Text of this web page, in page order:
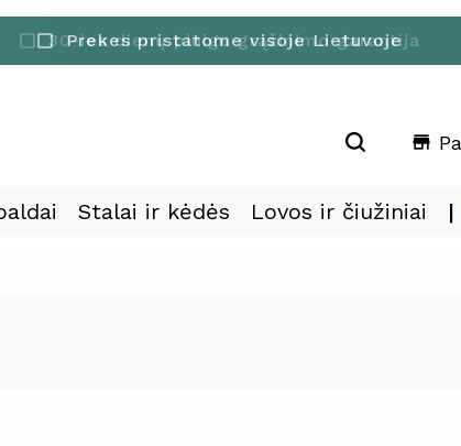
check_box_outline_blank Prekes pristatome visoje Lietuvoje
check_box_outline_blank 30-ies dienų pinigu grąžinimo garantija
store
Stalai ir kėdės Lovos ir čiužiniai